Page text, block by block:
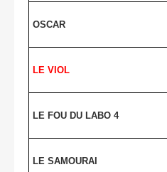
OSCAR
LE VIOL
LE FOU DU LABO 4
LE SAMOURAI